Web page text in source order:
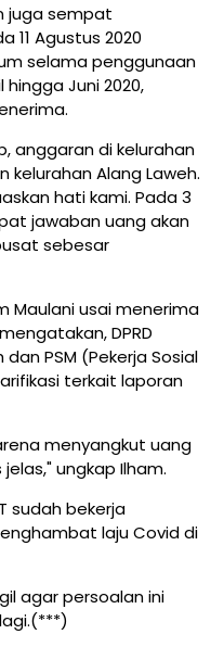
juga sempat
11 Agustus 2020
selama penggunaan
Juni 2020,
anggaran di kelurahan
kelurahan Alang Laweh.
hati kami. Pada 3
jawaban uang akan
sebesar
Maulani usai menerima
DPRD
PSM (Pekerja Sosial
terkait laporan
menyangkut uang
ungkap Ilham.
sudah bekerja
laju Covid di
agar persoalan ini